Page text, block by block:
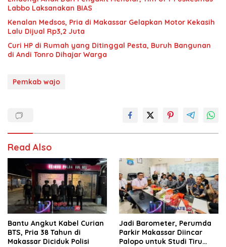
Labbo Laksanakan BIAS
Kenalan Medsos, Pria di Makassar Gelapkan Motor Kekasih
Lalu Dijual Rp3,2 Juta
Curi HP di Rumah yang Ditinggal Pesta, Buruh Bangunan
di Andi Tonro Dihajar Warga
Pemkab wajo
Read Also
Bantu Angkut Kabel Curian
BTS, Pria 38 Tahun di
Makassar Diciduk Polisi
Jadi Barometer, Perumda
Parkir Makassar Diincar
Palopo untuk Studi Tiru